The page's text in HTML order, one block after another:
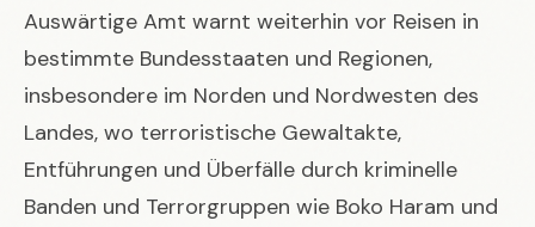
Auswärtige Amt warnt weiterhin vor Reisen in
bestimmte Bundesstaaten und Regionen,
insbesondere im Norden und Nordwesten des
Landes, wo terroristische Gewaltakte,
Entführungen und Überfälle durch kriminelle
Banden und Terrorgruppen wie Boko Haram und